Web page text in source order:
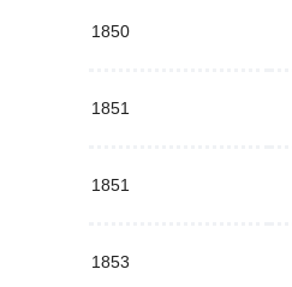
1850
1851
1851
1853